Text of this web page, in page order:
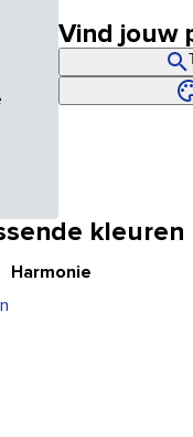
Vind jouw
kleuren
Harmonie